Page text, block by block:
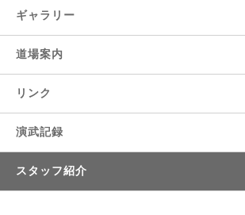
ギャラリー
道場案内
リンク
演武記録
スタッフ紹介